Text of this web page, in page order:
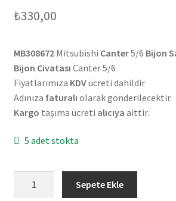
₺330,00
MB308672Mitsubishi Canter5/6 Bijon
Bijon Civatası Canter 5/6
Fiyatlarımıza KDVücreti dahildir
Adınıza faturalı olarak gönderilecektir.
Kargo taşıma ücreti alıcıya aittir.
5 adet stokta
Sepete Ekle